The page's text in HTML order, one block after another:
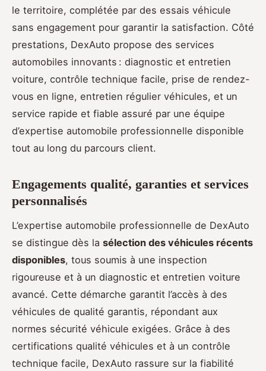
le territoire, complétée par des essais véhicule
sans engagement pour garantir la satisfaction. Côté
prestations, DexAuto propose des services
automobiles innovants : diagnostic et entretien
voiture, contrôle technique facile, prise de rendez-
vous en ligne, entretien régulier véhicules, et un
service rapide et fiable assuré par une équipe
d’expertise automobile professionnelle disponible
tout au long du parcours client.
Engagements qualité, garanties et services
personnalisés
L’expertise automobile professionnelle de DexAuto
se distingue dès la sélection des véhicules récents
disponibles, tous soumis à une inspection
rigoureuse et à un diagnostic et entretien voiture
avancé. Cette démarche garantit l’accès à des
véhicules de qualité garantis, répondant aux
normes sécurité véhicule exigées. Grâce à des
certifications qualité véhicules et à un contrôle
technique facile, DexAuto rassure sur la fiabilité